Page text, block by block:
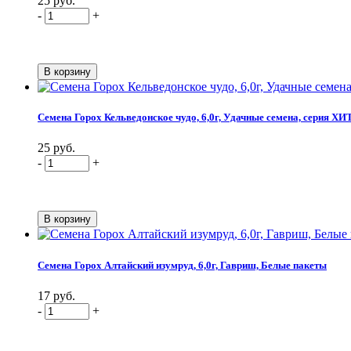
-
+
Семена Горох Кельведонское чудо, 6,0г, Удачные семена, серия
25 руб.
-
+
Семена Горох Алтайский изумруд, 6,0г, Гавриш, Белые пакеты
17 руб.
-
+